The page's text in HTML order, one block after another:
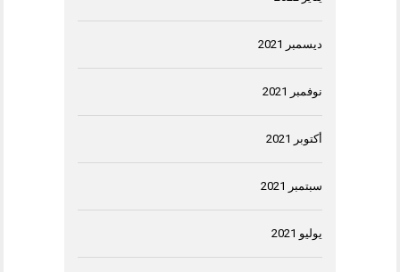
ديسمبر 2021
نوفمبر 2021
أكتوبر 2021
سبتمبر 2021
يوليو 2021